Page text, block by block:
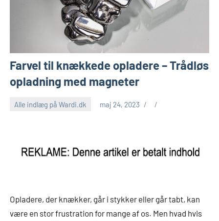
Farvel til knækkede opladere – Trådløs
opladning med magneter
Alle indlæg på Wardi.dk maj 24, 2023
Opladere, der knækker, går i stykker eller går tabt, kan
være en stor frustration for mange af os. Men hvad hvis